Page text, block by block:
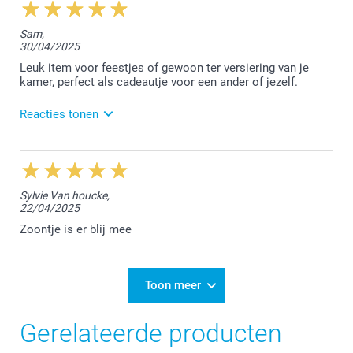
13:33
Hey Caroline,
Hartelijk dank voor jouw mooie woorden! We zijn blij
dat jouw bestelling naar wens was. Geniet ervan!
Vriendelijke groeten,
Chana @smartphoto
Sam,
30/04/2025
Leuk item voor feestjes of gewoon ter versiering van je
kamer, perfect als cadeautje voor een ander of jezelf.
Reacties tonen
6/05/2025
12:44
Hoi Sam,
Heel erg bedankt voor jouw mooie review en voor
jouw vertrouwen. Geniet van al jouw fotocreaties bij
Sylvie Van houcke,
22/04/2025
Zoontje is er blij mee
Toon meer
Gerelateerde producten